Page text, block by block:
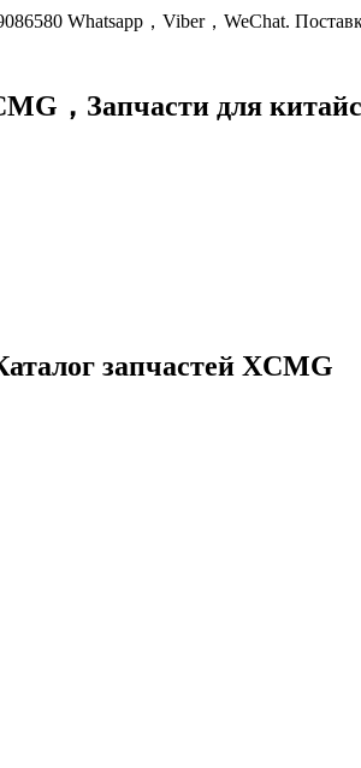
Whatsapp，Viber，WeChat.
， Запчасти для